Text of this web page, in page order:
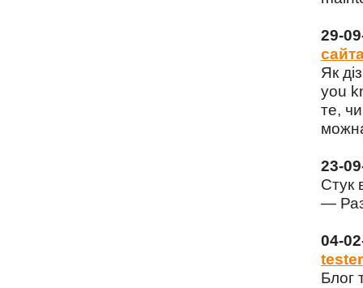
29-
Як
you
те,
23-
Стук
—
04-
tester
Блог